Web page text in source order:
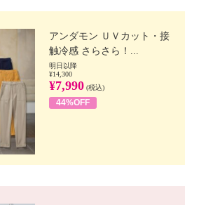
アンダモン ＵＶカット・接
触冷感 さらさら！...
明日以降
¥14,300
¥7,990 (税込)
44%OFF